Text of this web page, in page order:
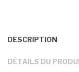
DESCRIPTION
DÉTAILS DU